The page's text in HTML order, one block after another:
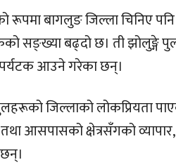
रूपमा बागलुङ जिल्ला चिनिए
सङ्ख्या बढ्दो छ। ती झोलुङ्गे
आउने गरेका छन्।
जिल्लाको लोकप्रियता
आसपासको क्षेत्रसँगको